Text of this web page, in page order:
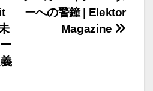
ーへの警鐘 | Elektor
Magazine